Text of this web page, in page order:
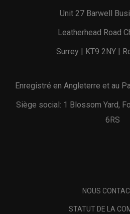
Unit 27 Barwell
Leatherhead Road
Surrey | KT9 2NY |
Enregistré en Angleterre et au
Siège social: 1 Blossom Yard,
6RS
NOUS
STATUT DE LA